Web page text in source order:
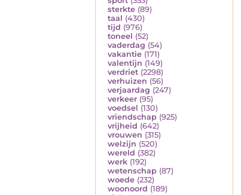
sterkte (89)
taal (430)
tijd (976)
toneel (52)
vaderdag (54)
vakantie (171)
valentijn (149)
verdriet (2298)
verhuizen (56)
verjaardag (247)
verkeer (95)
voedsel (130)
vriendschap (925)
vrijheid (642)
vrouwen (315)
welzijn (520)
wereld (382)
werk (192)
wetenschap (87)
woede (232)
woonoord (189)